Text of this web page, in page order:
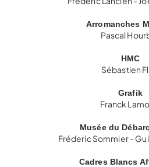
Arromanches
Pascal
HMC
Sébastien
Grafik
Franck
Musée du
Fréderic Sommier -
Cadres Blancs